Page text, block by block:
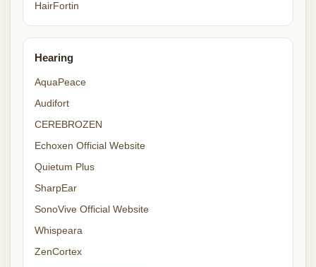
HairFortin
Hearing
AquaPeace
Audifort
CEREBROZEN
Echoxen Official Website
Quietum Plus
SharpEar
SonoVive Official Website
Whispeara
ZenCortex